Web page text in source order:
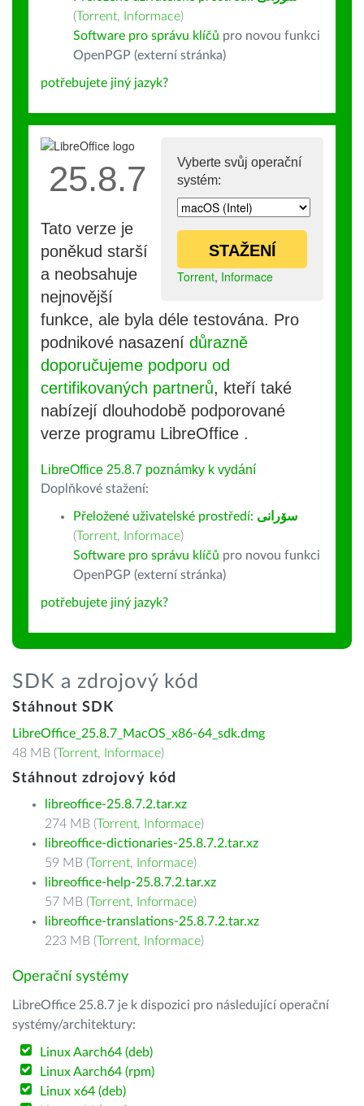
(Torrent, Informace)
Software pro správu klíčů pro novou funkci
OpenPGP (externí stránka)
potřebujete jiný jazyk?
Vyberte svůj operační
systém:
STAŽENÍ
Torrent, Informace
25.8.7
Tato verze je
poněkud starší
a neobsahuje
nejnovější
funkce, ale byla déle testována. Pro
podnikové nasazení důrazně
doporučujeme podporu od
certifikovaných partnerů, kteří také
nabízejí dlouhodobě podporované
verze programu LibreOffice .
LibreOffice 25.8.7 poznámky k vydání
Doplňkové stažení:
Přeložené uživatelské prostředí: سۆرانی
(Torrent, Informace)
Software pro správu klíčů pro novou funkci
OpenPGP (externí stránka)
potřebujete jiný jazyk?
SDK a zdrojový kód
Stáhnout SDK
LibreOffice_25.8.7_MacOS_x86-64_sdk.dmg
48 MB (Torrent, Informace)
Stáhnout zdrojový kód
libreoffice-25.8.7.2.tar.xz
274 MB (Torrent, Informace)
libreoffice-dictionaries-25.8.7.2.tar.xz
59 MB (Torrent, Informace)
libreoffice-help-25.8.7.2.tar.xz
57 MB (Torrent, Informace)
libreoffice-translations-25.8.7.2.tar.xz
223 MB (Torrent, Informace)
Operační systémy
LibreOffice 25.8.7 je k dispozici pro následující operační
systémy/architektury:
Linux Aarch64 (deb)
Linux Aarch64 (rpm)
Linux x64 (deb)